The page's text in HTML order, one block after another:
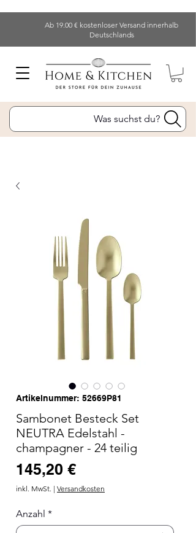
Ab 19.00 € kostenloser Versand innerhalb
Deutschlands
Was suchst du?
Artikelnummer: 52669P81
Sambonet Besteck Set
NEUTRA Edelstahl -
champagner - 24 teilig
145,20 €Preis
inkl. MwSt. | Versandkosten
Anzahl *